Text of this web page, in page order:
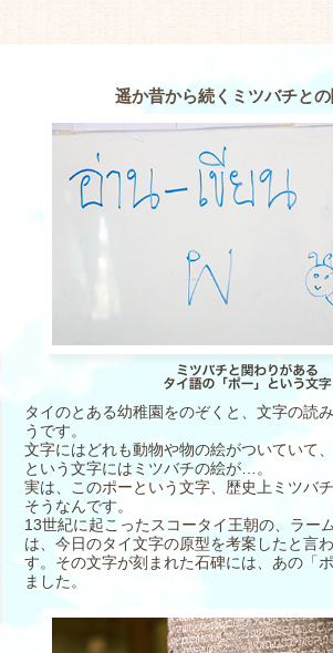
遥か昔から続くミツバチとの
タイのとある幼稚園をのぞくと、文字の読
うです。
文字にはどれも動物や物の絵がついていて
という文字にはミツバチの絵が…。
実は、このポーという文字、歴史上ミツバ
そうなんです。
13世紀に起こったスコータイ王朝の、ラー
は、今日のタイ文字の原型を考案したと言
す。その文字が刻まれた石碑には、あの「
ました。